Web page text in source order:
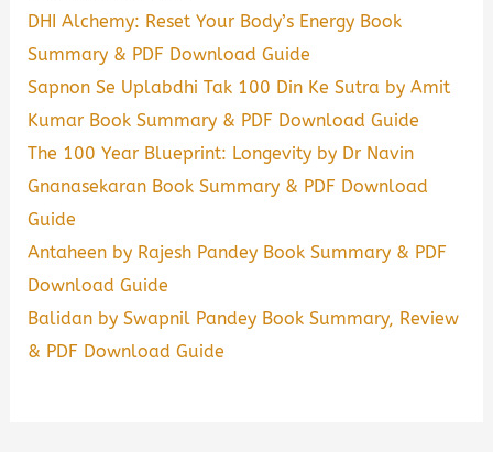
DHI Alchemy: Reset Your Body’s Energy Book
Summary & PDF Download Guide
Sapnon Se Uplabdhi Tak 100 Din Ke Sutra by Amit
Kumar Book Summary & PDF Download Guide
The 100 Year Blueprint: Longevity by Dr Navin
Gnanasekaran Book Summary & PDF Download
Guide
Antaheen by Rajesh Pandey Book Summary & PDF
Download Guide
Balidan by Swapnil Pandey Book Summary, Review
& PDF Download Guide